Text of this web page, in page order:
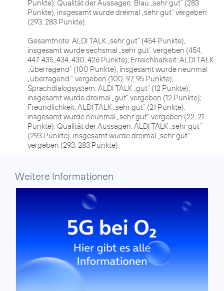
Punkte); Qualität der Aussagen: Blau „sehr gut“ (283
Punkte), insgesamt wurde dreimal „sehr gut“ vergeben
(293, 283 Punkte).
Gesamtnote: ALDI TALK „sehr gut“ (454 Punkte),
insgesamt wurde sechsmal „sehr gut“ vergeben (454,
447. 435, 434, 430, 426 Punkte); Erreichbarkeit: ALDI TALK
„überragend“ (100 Punkte), insgesamt wurde neunmal
„überragend “ vergeben (100, 97, 95 Punkte);
Sprachdialogsystem: ALDI TALK „gut“ (12 Punkte),
insgesamt wurde dreimal „gut“ vergeben (12 Punkte);
Freundlichkeit: ALDI TALK „sehr gut“ (21 Punkte),
insgesamt wurde neunmal „sehr gut“ vergeben (22, 21
Punkte); Qualität der Aussagen: ALDI TALK „sehr gut“
(293 Punkte), insgesamt wurde dreimal „sehr gut“
Weitere Informationen